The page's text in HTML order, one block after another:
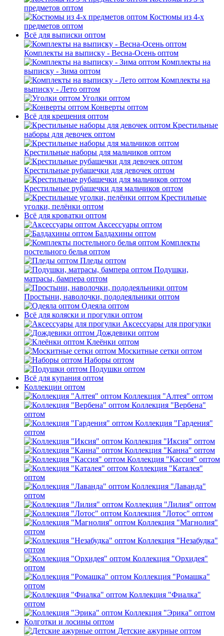
предметов оптом
Костюмы из 4-х
предметов оптом
Всё для выписки оптом
Комплекты на выписку - Весна-Осень оптом
Комплекты на
выписку - Зима оптом
Комплекты на
выписку - Лето оптом
Уголки оптом
Конверты оптом
Всё для крещения оптом
Крестильные
наборы для девочек оптом
Крестильные наборы для мальчиков оптом
Крестильные рубашечки для девочек оптом
Крестильные рубашечки для мальчиков оптом
Крестильные
уголки, пелёнки оптом
Всё для кроватки оптом
Аксессуары оптом
Балдахины оптом
Комплекты
постельного белья оптом
Пледы оптом
Подушки,
матрасы, бампера оптом
Простыни, наволочки, пододеяльники оптом
Одеяла оптом
Всё для коляски и прогулки оптом
Аксессуары для прогулки
Дождевики оптом
Клеёнки оптом
Москитные сетки оптом
Наборы оптом
Подушки оптом
Всё для купания оптом
Коллекции оптом
Коллекция "Алтея" оптом
Коллекция "Вербена"
оптом
Коллекция "Гардения"
оптом
Коллекция "Иксия" оптом
Коллекция "Канна" оптом
Коллекция "Кассия" оптом
Коллекция "Каталея"
оптом
Коллекция "Лаванда"
оптом
Коллекция "Лилия" оптом
Коллекция "Лотос" оптом
Коллекция "Магнолия"
оптом
Коллекция "Незабудка"
оптом
Коллекция "Орхидея"
оптом
Коллекция "Ромашка"
оптом
Коллекция "Фиалка"
оптом
Коллекция "Эрика" оптом
Колготки и лосины оптом
Детские ажурные оптом